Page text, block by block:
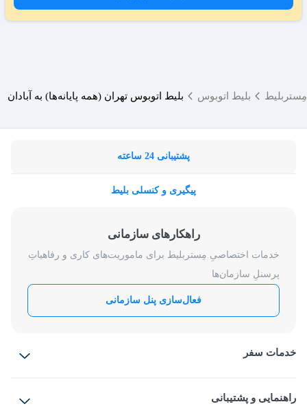
مِستربلیط بلیط اتوبوس بلیط اتوبوس تهران (همه پایانه‌ها) به آبادان
پشتیبانی 24 ساعته
پیگیری و کنسلی بلیط
راهکارهای سازمانی
خدمات اختصاصیِ مِستربلیط برای ماموریت‌های کاری و رفاهیاتِ
پرسنلِ سازمان‌ها
فعال‌سازی پنل سازمانی
خدمات سفر
بلیط قطار
راهنمایی و پشتیبانی